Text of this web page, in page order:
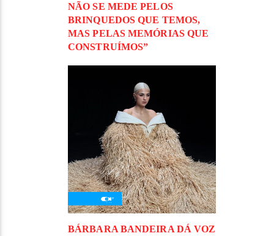
NÃO SE MEDE PELOS
BRINQUEDOS QUE TEMOS,
MAS PELAS MEMÓRIAS QUE
CONSTRUÍMOS”
BÁRBARA BANDEIRA DÁ VOZ